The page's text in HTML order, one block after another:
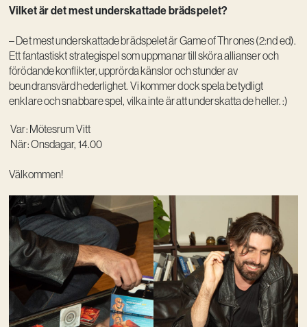
Vilket är det mest underskattade brädspelet?
– Det mest underskattade brädspelet är Game of Thrones (2:nd ed).
Ett fantastiskt strategispel som uppmanar till sköra allianser och
förödande konflikter, upprörda känslor och stunder av
beundransvärd hederlighet. Vi kommer dock spela betydligt
enklare och snabbare spel, vilka inte är att underskatta de heller. :)
Var: Mötesrum Vitt
När: Onsdagar, 14.00
Välkommen!